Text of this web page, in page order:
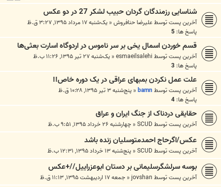
شناسایی رزمندگان گردان حبیب لشکر 27 در دو عکس
آخرین پست توسطعلیرضا حنافروش« یک‌شنبه ۱۷ مرداد ۱۳۹۵, ۳:۲۷ ق.ظ
پاسخ ها: 5
قسم خوردن اسمال یخی بر سر ناموس در اردوگاه اسارت بعثی‌ها
آخرین پست توسطesmaeilsalehi
« یک‌شنبه ۲۷ تیر ۱۳۹۵, ۱۱:۲۶ ب.ظ
پاسخ ها: 3
علت عمل نکردن بمبهای عراقی در یک دوره خاص!!
آخرین پست توسطbamn
« پنج‌شنبه ۳ تیر ۱۳۹۵, ۱۰:۲۸ ق.ظ
پاسخ ها: 4
حقایقی دردناک از جنگ ایران و عراق
آخرین پست توسطSCUD
« چهارشنبه ۲۶ خرداد ۱۳۹۵, ۹:۵۱ ب.ظ
عکس/اگرحاج احمدمتوسلیان زنده باشد
آخرین پست توسطSCUD
« پنج‌شنبه ۱۳ خرداد ۱۳۹۵, ۱۲:۳۱ ب.ظ
بوسه سرلشگرسلیمانی بر دستان ابوعزراییل//+عکس
آخرین پست توسطjovshan
« جمعه ۱۷ اردیبهشت ۱۳۹۵, ۱۱:۱۳ ق.ظ